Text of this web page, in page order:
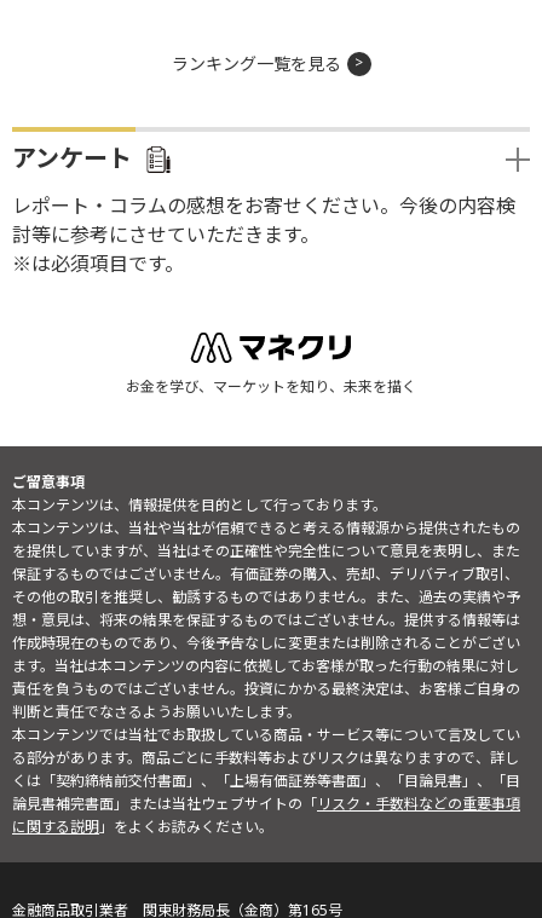
ランキング一覧を見る
アンケート
レポート・コラムの感想をお寄せください。今後の内容検
討等に参考にさせていただきます。
※は必須項目です。
お金を学び、マーケットを知り、未来を描く
ご留意事項
本コンテンツは、情報提供を目的として行っております。
本コンテンツは、当社や当社が信頼できると考える情報源から提供されたもの
を提供していますが、当社はその正確性や完全性について意見を表明し、また
保証するものではございません。有価証券の購入、売却、デリバティブ取引、
その他の取引を推奨し、勧誘するものではありません。また、過去の実績や予
想・意見は、将来の結果を保証するものではございません。提供する情報等は
作成時現在のものであり、今後予告なしに変更または削除されることがござい
ます。当社は本コンテンツの内容に依拠してお客様が取った行動の結果に対し
責任を負うものではございません。投資にかかる最終決定は、お客様ご自身の
判断と責任でなさるようお願いいたします。
本コンテンツでは当社でお取扱している商品・サービス等について言及してい
る部分があります。商品ごとに手数料等およびリスクは異なりますので、詳し
くは「契約締結前交付書面」、「上場有価証券等書面」、「目論見書」、「目
論見書補完書面」または当社ウェブサイトの「リスク・手数料などの重要事項
に関する説明」をよくお読みください。
金融商品取引業者 関東財務局長（金商）第165号